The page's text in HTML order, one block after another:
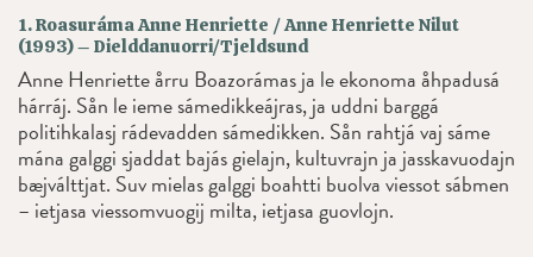
1. Roasuráma Anne Henriette / Anne Henriette Nilut
(1993) – Dielddanuorri/Tjeldsund
Anne Henriette årru Boazorámas ja le ekonoma åhpadusá
hárráj. Sån le ieme sámedikkeájras, ja uddni barggá
politihkalasj rádevadden sámedikken. Sån rahtjá vaj sáme
mána galggi sjaddat bajás gielajn, kultuvrajn ja jasskavuodajn
bæjválttjat. Suv mielas galggi boahtti buolva viessot sábmen
– ietjasa viessomvuogij milta, ietjasa guovlojn.